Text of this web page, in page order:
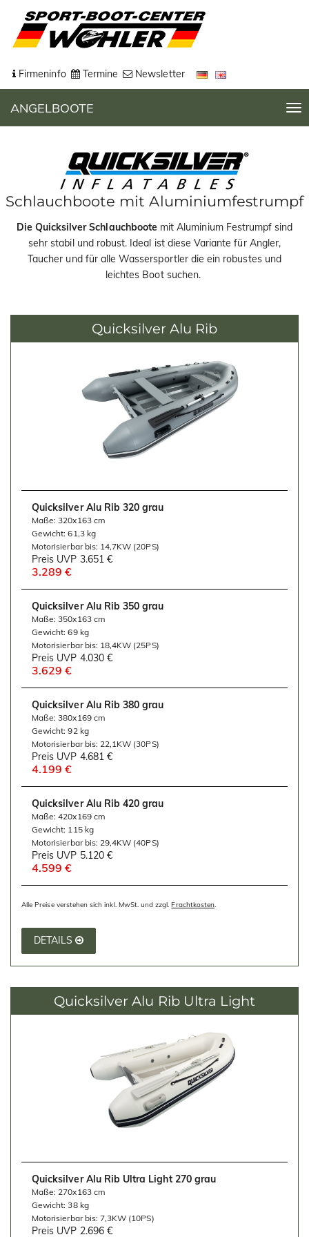
Firmeninfo Termine Newsletter
ANGELBOOTE
T
o
n
i
Schlauchboote mit Aluminiumfestrumpf
Die Quicksilver Schlauchboote mit Aluminium Festrumpf sind
sehr stabil und robust. Ideal ist diese Variante für Angler,
Taucher und für alle Wassersportler die ein robustes und
leichtes Boot suchen.
Quicksilver Alu Rib
Quicksilver Alu Rib 320 grau
Maße: 320x163 cm
Gewicht: 61,3 kg
Motorisierbar bis: 14,7KW (20PS)
Preis UVP 3.651 €
3.289 €
Quicksilver Alu Rib 350 grau
Maße: 350x163 cm
Gewicht: 69 kg
Motorisierbar bis: 18,4KW (25PS)
Preis UVP 4.030 €
3.629 €
Quicksilver Alu Rib 380 grau
Maße: 380x169 cm
Gewicht: 92 kg
Motorisierbar bis: 22,1KW (30PS)
Preis UVP 4.681 €
4.199 €
Quicksilver Alu Rib 420 grau
Maße: 420x169 cm
Gewicht: 115 kg
Motorisierbar bis: 29,4KW (40PS)
Preis UVP 5.120 €
4.599 €
Alle Preise verstehen sich inkl. MwSt. und zzgl.Frachtkosten
DETAILS
Quicksilver Alu Rib Ultra Light
Quicksilver Alu Rib Ultra Light 270 grau
Maße: 270x163 cm
Gewicht: 38 kg
Motorisierbar bis: 7,3KW (10PS)
Preis UVP 2.696 €